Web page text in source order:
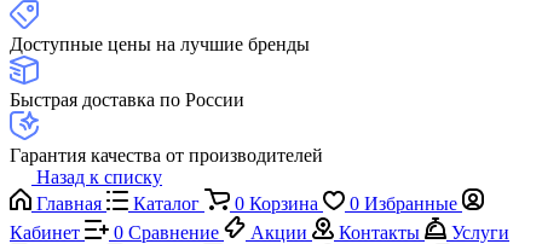
Доступные цены на лучшие бренды
Быстрая доставка по России
Гарантия качества от производителей
Назад к списку
Главная
Каталог 0 Корзина 0 Избранные
Кабинет
0 Сравнение Акции Контакты
Услуги